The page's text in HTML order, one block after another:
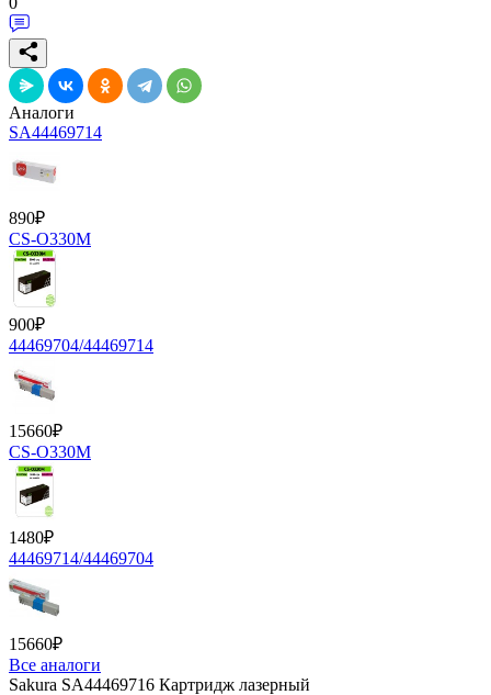
Аналоги
SA44469714
890₽
CS-O330M
900₽
44469704/44469714
15660₽
CS-O330M
1480₽
44469714/44469704
15660₽
Все аналоги
Sakura SA44469716 Картридж лазерный